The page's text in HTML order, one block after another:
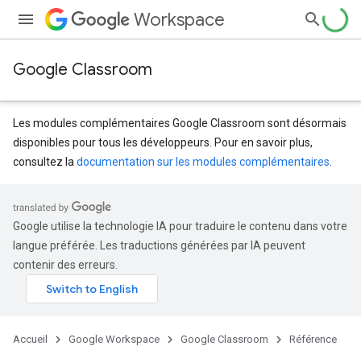
Workspace
Google Classroom
Les modules complémentaires Google Classroom sont désormais
disponibles pour tous les développeurs. Pour en savoir plus,
consultez la documentation sur les modules complémentaires
Google utilise la technologie IA pour traduire le contenu dans votre
langue préférée. Les traductions générées par IA peuvent
contenir des erreurs.
Accueil Google Workspace Google Classroom Référence